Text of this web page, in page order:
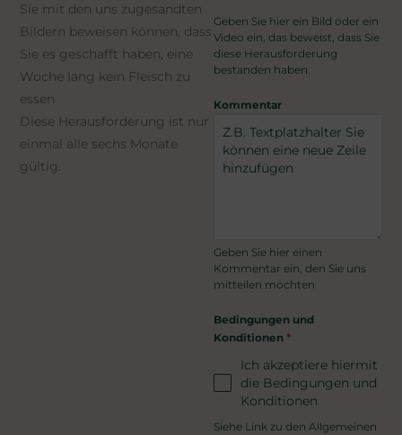
Sie mit den uns zugesandten
Bildern beweisen können, dass
Sie es geschafft haben, eine
Woche lang kein Fleisch zu
essen
Diese Herausforderung ist nur
einmal alle sechs Monate
gültig.
Geben Sie hier ein Bild oder ein
Video ein, das beweist, dass Sie
diese Herausforderung
bestanden haben.
Kommentar
Geben Sie hier einen
Kommentar ein, den Sie uns
mitteilen möchten
Bedingungen und
Konditionen *
Ich akzeptiere hiermit
die Bedingungen und
Konditionen
Siehe Link zu den Allgemeinen